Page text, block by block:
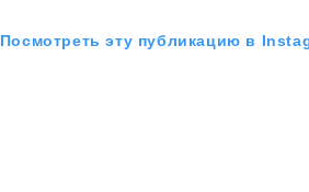
Посмотреть эту публикацию в